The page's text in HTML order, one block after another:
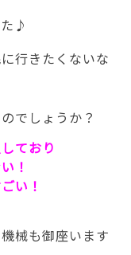
♪
行きたくないな
でしょうか？
ており
！
い！
械も御座います